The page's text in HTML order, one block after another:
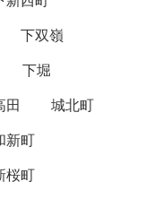
下双嶺
下堀
田
城北町
新町
桜町